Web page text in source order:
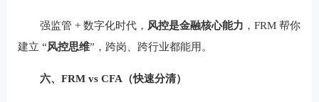
强监管 + 数字化时代， 风控是金融核心能力 ，FRM 帮你
建立 “风控思维”，跨岗、跨行业都能用。
六、FRM vs CFA（快速分清）